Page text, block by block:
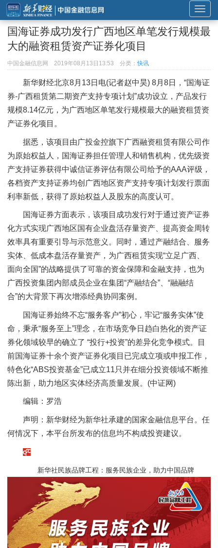
展
开
或
导
航
国海证券成功发行广西地区单笔发行规模最
大的融资租赁资产证券化项目
中国金融信息网 2019年08月13日13:53 分类：快讯
新华财经北京8月13日电(记者赵中昊) 8月8日，“国海证
券-广西租赁第二期资产支持专项计划”成功设立，产品发行
规模8.14亿元，为广西地区单笔发行规模最大的融资租赁资
产证券化项目。
据悉，该项目由广投金控旗下广西融资租赁有限公司作
为原始权益人，国海证券担任管理人和销售机构，优先级资
产支持证券获得中诚信证券评估有限公司给予的AAA评级，
各档资产支持证券均创广西地区资产支持专项计划发行票面
利率新低，获得了原始权益人及股东的高度认可。
国海证券方面表示，该项目成功发行对于通过资产证券
化方式实现广西地区国有企业盘活存量资产、提高资金周转
效率具有重要引导与示范意义。同时，通过产融结合、服务
实体、低成本盘活存量资产，为广西租赁实现“立足广西、
面向全国”的战略提供了可靠的资金保障和金融支持，也为
广西投资集团内部成员企业在集团“产融结合”、“融融结
合”的大背景下再次增添经典协同案例。
国海证券始终不忘“服务客户”初心，牢记“服务实体”使
命，秉承“服务至上”理念，在市场竞争日趋白热化的资产证
券化领域较早的确立了 “投行+投资”的差异化竞争模式。目
前国海证券十余个资产证券化项目已完成立项或申报工作，
特色化“ABS投资基金”已成立11只并在细分投资领域不断推
陈出新，助力地区实体经济高质量发展。(中证网)
编辑：罗浩
声明：新华财经为新华社承建的国家金融信息平台。任
何情况下，本平台所发布的信息均不构成投资建议。
新华社民族品牌工程：服务民族企业，助力中国品牌